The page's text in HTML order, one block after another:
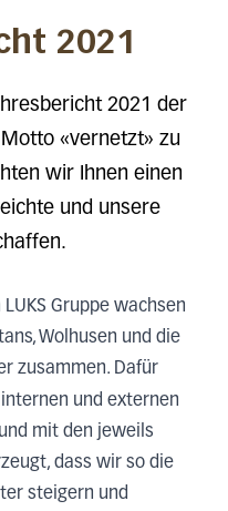
2021
2021 der
«vernetzt» zu
wir Ihnen einen
und unsere
Gruppe wachsen
Wolhusen und die
zusammen. Dafür
und externen
mit den jeweils
dass wir so die
steigern und